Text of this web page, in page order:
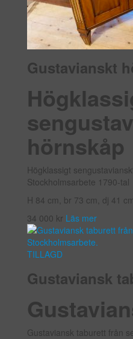
Gustavianskt
hörnskåp
Högklassigt
Stockholmsarbete 1790-tal
H 84 cm, br 73 cm, dj 41 cm.
34 000 kr Läs mer
TILLAGD
Gustaviansk
Gustaviansk taburett från